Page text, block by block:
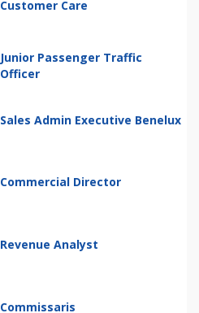
Customer Care
Junior Passenger Traffic
Officer
Sales Admin Executive Benelux
Commercial Director
Revenue Analyst
Commissaris